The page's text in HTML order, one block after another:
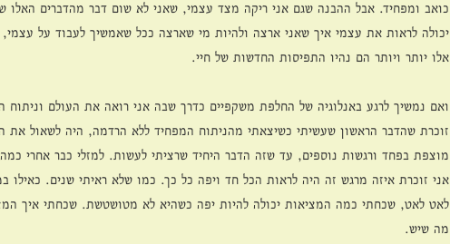
כואב ומפחיד. אבל ההבנה שגם אני ריקה מצד עצמי, שאני לא שום דבר מהדברים
יכולה לראות את עצמי איך שאני ארצה ולהיות מי שארצה ככל שאמשיך לעבוד על
אלו יותר ויותר הם נהיו התפיסות החדשות של חיי.
ואם נמשיך לרגע באנלוגיה של החלפת משקפיים כדרך שבה אני רואה את העולם וניתוח
זוכרת שהדבר הראשון שעשיתי כשיצאתי מהניתוח המפחיד ללא הרדמה, היה לשאול את
מוצפת בפחד ורגשות נוספים, עד שזה הדבר היחיד שרציתי לעשות. למזלי כבר אחרי
אני זוכרת איזה מרגש זה היה לראות הכל חד ויפה כל כך. כמו שלא ראיתי שנים.
לאט לאט, שכחתי כמה המציאות יכולה להיות יפה כשהיא לא מטושטשת. שכחתי איך
מה שיש.